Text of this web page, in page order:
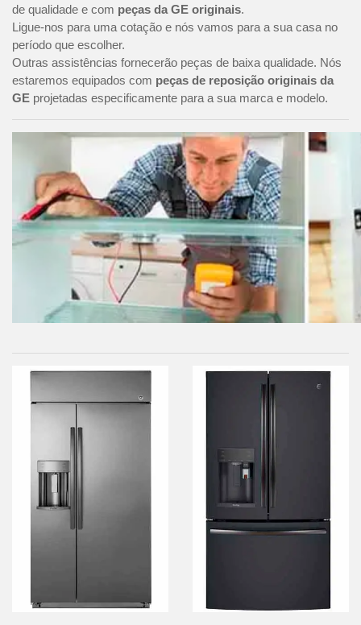
de qualidade e com peças da GE originais.
Ligue-nos para uma cotação e nós vamos para a sua casa no
período que escolher.
Outras assistências fornecerão peças de baixa qualidade. Nós
estaremos equipados com peças de reposição originais da
GE projetadas especificamente para a sua marca e modelo.